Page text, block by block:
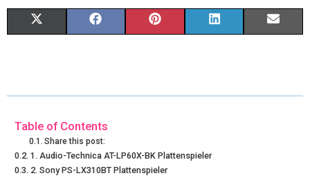
W
T
T
E
O
T
E
K I
Table of Contents
Share this post:
1. Audio-Technica AT-LP60X-BK Plattenspieler
2. Sony PS-LX310BT Plattenspieler